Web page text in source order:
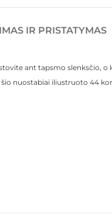
IR PRISTATYMAS
ant tapsmo slenksčio, o
nuostabiai iliustruoto 44